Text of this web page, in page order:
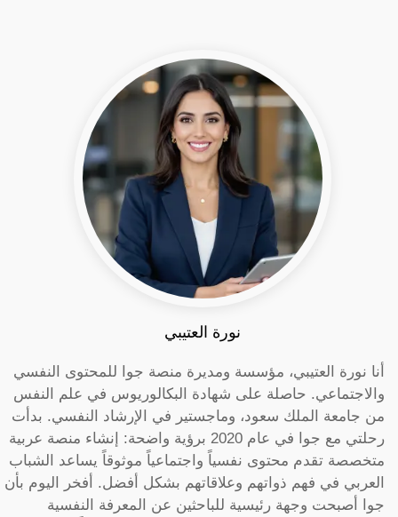
نورة العتيبي
أنا نورة العتيبي، مؤسسة ومديرة منصة جوا للمحتوى النفسي
والاجتماعي. حاصلة على شهادة البكالوريوس في علم النفس
من جامعة الملك سعود، وماجستير في الإرشاد النفسي. بدأت
رحلتي مع جوا في عام 2020 برؤية واضحة: إنشاء منصة عربية
متخصصة تقدم محتوى نفسياً واجتماعياً موثوقاً يساعد الشباب
العربي في فهم ذواتهم وعلاقاتهم بشكل أفضل. أفخر اليوم بأن
جوا أصبحت وجهة رئيسية للباحثين عن المعرفة النفسية